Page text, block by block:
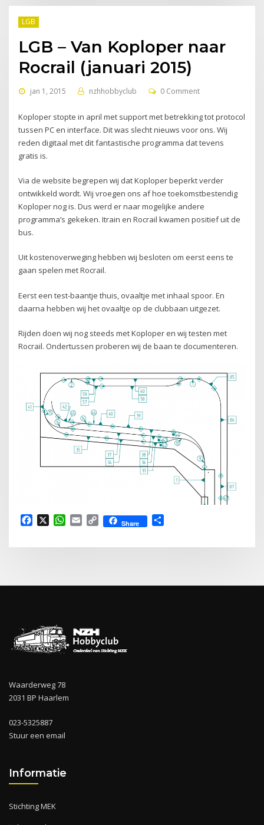
LGB
LGB – Van Koploper naar
Rocrail (januari 2015)
jan 1, 2015 nzhhobbyclub 0 Comment
Koploper stopte in april met support met betrekking tot protocol
tussen PC en interface. Dit was slecht nieuws voor ons. Wij
reden digitaal met dit fantastische programma dat tevens
gratis is.
Via de website begrepen wij dat Koploper beperkt verder
ontwikkeld wordt. Wij vroegen ons af hoe toekomstbestendig
Koploper nog is. Dus werd er naar mogelijke andere
programma’s gekeken. Itrain en Rocrail kwamen positief uit de
bus.
Uit kostenoverweging hebben wij besloten om eerst eens te
gaan spelen met Rocrail.
Eerst een test-baantje thuis, ovaaltje met inhaal spoor. En
daarna hebben wij het ovaaltje op de clubbaan uitgezet.
Rijden doen wij nog steeds met Koploper en wij testen met
Rocrail. Ondertussen proberen wij de baan te documenteren.
FacebookWhatsApp
EmailCopy Share
Waarderweg 78
2031 BP Haarlem
023-5325887
Stuur een email
Informatie
Stichting MEK